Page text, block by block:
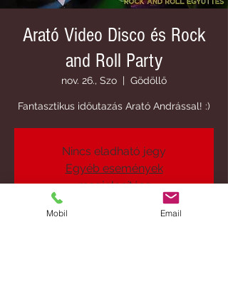
Arató Video Disco és Rock
and Roll Party
nov. 26., Szo
  |
Gödöllő
Fantasztikus időutazás Arató Andrással! :)
Nincs eladható jegy
Egyéb események
megjelenítése
Mobil Email